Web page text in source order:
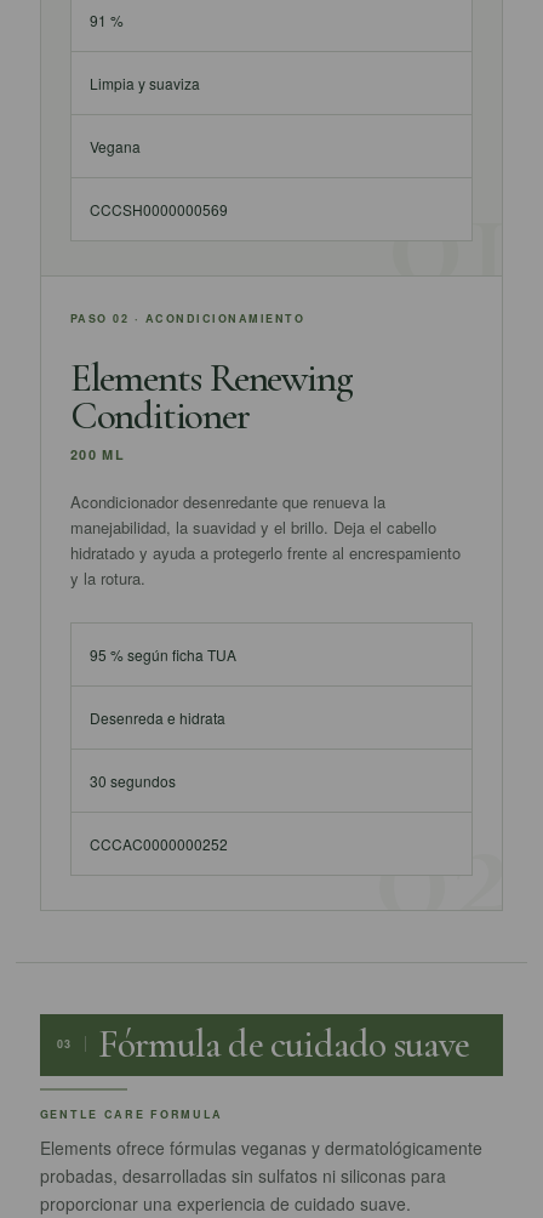
91 %
Limpia y suaviza
Vegana
CCCSH0000000569
PASO 02 · ACONDICIONAMIENTO
Elements Renewing
Conditioner
200 ML
Acondicionador desenredante que renueva la
manejabilidad, la suavidad y el brillo. Deja el cabello
hidratado y ayuda a protegerlo frente al encrespamiento
y la rotura.
95 % según ficha TUA
Desenreda e hidrata
30 segundos
CCCAC0000000252
03 Fórmula de cuidado suave
GENTLE CARE FORMULA
Elements ofrece fórmulas veganas y dermatológicamente
probadas, desarrolladas sin sulfatos ni siliconas para
proporcionar una experiencia de cuidado suave.